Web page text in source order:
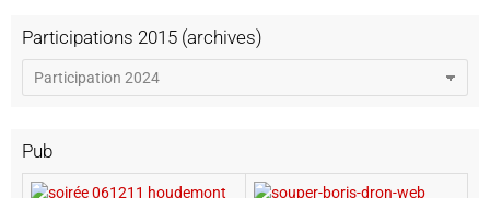
Participations 2015 (archives)
Pub